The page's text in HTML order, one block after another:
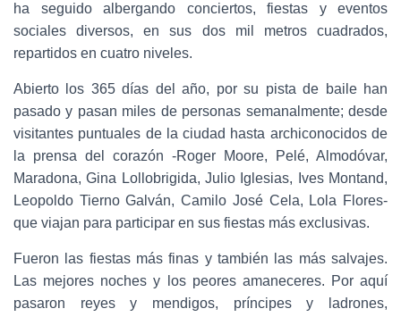
ha seguido albergando conciertos, fiestas y eventos
sociales diversos, en sus dos mil metros cuadrados,
repartidos en cuatro niveles.
Abierto los 365 días del año, por su pista de baile han
pasado y pasan miles de personas semanalmente; desde
visitantes puntuales de la ciudad hasta archiconocidos de
la prensa del corazón -Roger Moore, Pelé, Almodóvar,
Maradona, Gina Lollobrigida, Julio Iglesias, Ives Montand,
Leopoldo Tierno Galván, Camilo José Cela, Lola Flores-
que viajan para participar en sus fiestas más exclusivas.
Fueron las fiestas más finas y también las más salvajes.
Las mejores noches y los peores amaneceres. Por aquí
pasaron reyes y mendigos, príncipes y ladrones,